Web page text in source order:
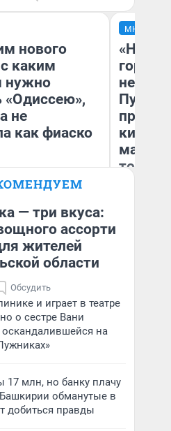
нового
каким
нужно
«Одиссею»,
не
как фиаско
Губарь
МНЕНИЕ
«Нет
того
— три вкуса:
ассорти
жителей
области
Обсудить
и играет в театре
о сестре Вани
на
млн, но банку плачу
обманутые в
добиться правды